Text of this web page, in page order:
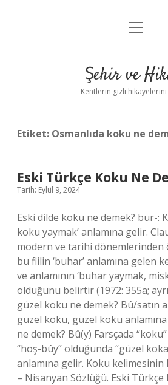
Anasayfa
Yasal Uyarı
menüyü
Şehir ve
Kentlerin gizli
Etiket: Osmanlıda koku ne
Eski Türkçe Koku Ne
Tarih: Eylül 9, 2024
Eski dilde koku ne demek? bur-:
koku yaymak’ anlamına gelir.
modern ve tarihi
bu fiilin ‘buhar’ anlamına gelen
ve anlamının ‘buhar yaymak,
olduğunu belirtir (1972: 355a;
güzel koku ne demek? Bû/satın
güzel koku, güzel koku
ne demek? Bû(y) Farsçada
“hoş-bûy” olduğunda “güzel
anlamına gelir. Koku
– Nisanyan Sözlüğü. Eski